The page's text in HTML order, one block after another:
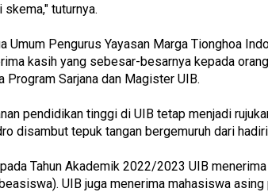
tuturnya.
Umum Pengurus Yayasan Marga Tionghoa
kasih yang sebesar-besarnya kepada
Program Sarjana dan Magister UIB.
pendidikan tinggi di UIB tetap menjadi
disambut tepuk tangan bergemuruh dari
Tahun Akademik 2022/2023 UIB
UIB juga menerima mahasiswa asing